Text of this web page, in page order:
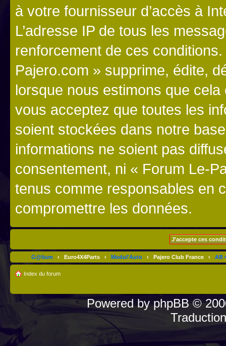
à votre fournisseur d’accès à
L’adresse IP de tous les
renforcement de ces
Pajero.com » supprime, édite,
lorsque nous estimons que cela
vous acceptez que toutes les
soient stockées dans notre
informations ne soient pas
consentement, ni « Forum Le-
tenus comme responsables en
compromettre les données.
G@lium ‹ Euro4X4Parts ‹ Modul'Auto ‹ Pajero Club France ‹ AB
Index du forum
Powered byphpBB©